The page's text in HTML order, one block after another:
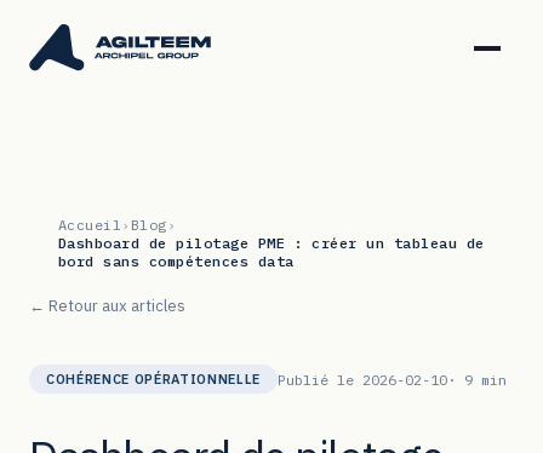
Accueil › Blog ›
Dashboard de pilotage PME : créer un tableau de
bord sans compétences data
← Retour aux articles
COHÉRENCE OPÉRATIONNELLE Publié le 2026-02-10· 9 min